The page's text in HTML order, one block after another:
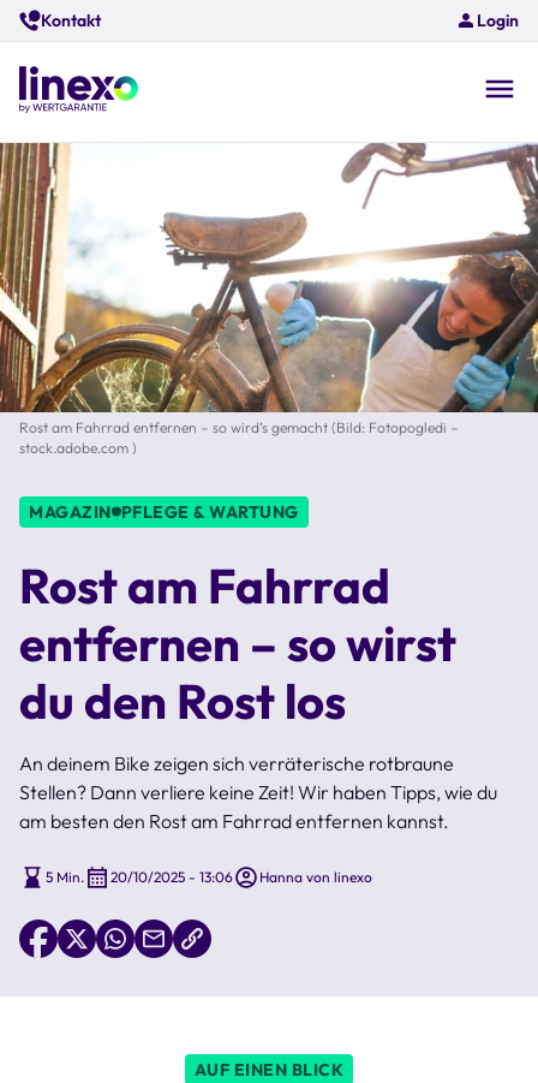
Skip
to
main
content
Kontakt Login
Rost am Fahrrad entfernen – so wird’s gemacht (Bild: Fotopogledi –
stock.adobe.com )
MAGAZIN PFLEGE & WARTUNG
Rost am Fahrrad
entfernen – so wirst
du den Rost los
An deinem Bike zeigen sich verräterische rotbraune
Stellen? Dann verliere keine Zeit! Wir haben Tipps, wie du
am besten den Rost am Fahrrad entfernen kannst.
5 Min. 20/10/2025 - 13:06 Hanna von linexo
AUF EINEN BLICK